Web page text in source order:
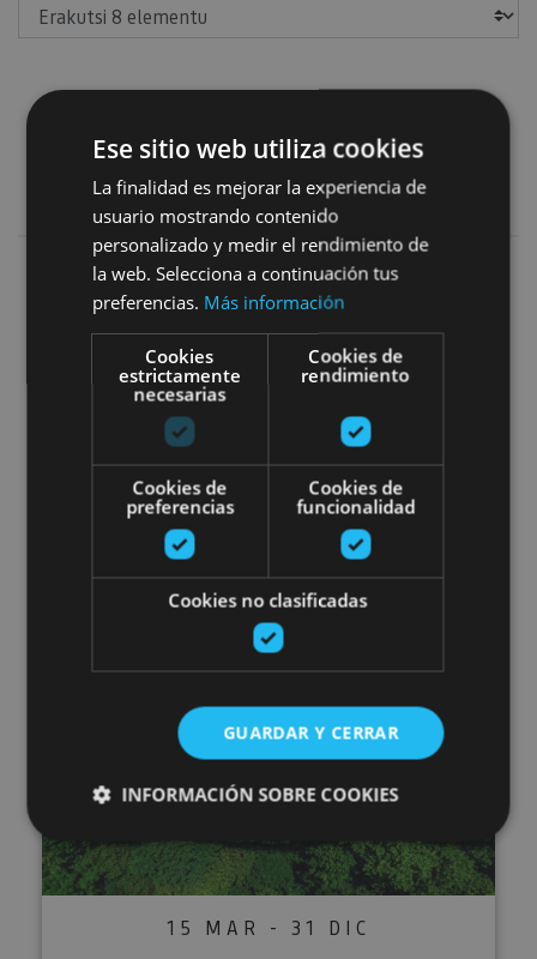
Naturaleza y deporte
Iragazkiak gehitu
IrriSarri Bike
02 MAR - 03 NOV
IrriSarri Bike
Igantzi
Irrisarri Land
15 MAR - 31 DIC
Ese sitio web utiliza cookies
La finalidad es mejorar la experiencia de
usuario mostrando contenido
personalizado y medir el rendimiento de
la web. Selecciona a continuación tus
preferencias. Más información
Cookies
estrictamente
necesarias
Cookies de
rendimiento
Cookies de
preferencias
Cookies de
funcionalidad
Cookies no clasificadas
GUARDAR Y CERRAR
INFORMACIÓN SOBRE COOKIES
Cookies estrictamente necesarias
Cookies de rendimiento